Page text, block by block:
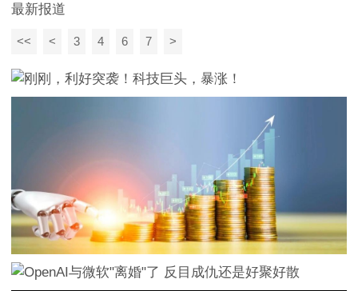
最新报道
<< < 3 4 6 7 >